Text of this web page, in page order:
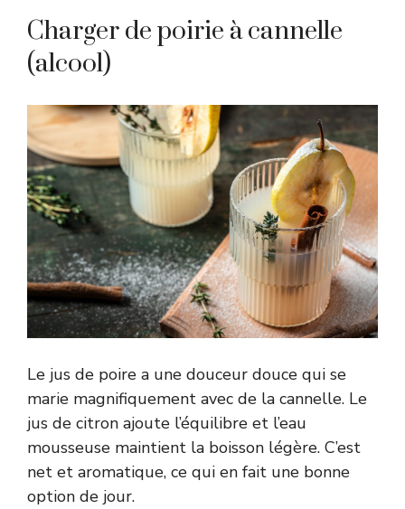
Charger de poirie à cannelle
(alcool)
Le jus de poire a une douceur douce qui se
marie magnifiquement avec de la cannelle. Le
jus de citron ajoute l’équilibre et l’eau
mousseuse maintient la boisson légère. C’est
net et aromatique, ce qui en fait une bonne
option de jour.